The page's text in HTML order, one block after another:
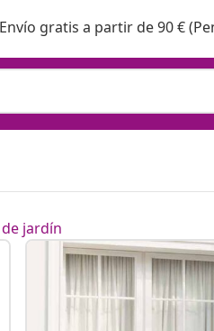
Envío gratis a partir de 90 €
jardín